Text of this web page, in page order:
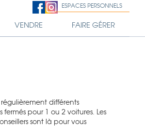
ESPACES PERSONNELS
VENDRE FAIRE GÉRER
différents
pour 1 ou 2 voitures. Les
sont là pour vous